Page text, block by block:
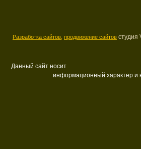
Разработка сайтов, продвижение сайтов студия
Данный сайт носит
информационный характер и